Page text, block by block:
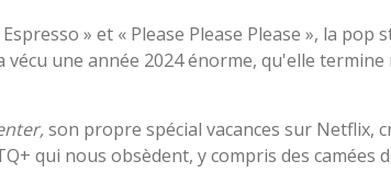
» et « Please Please Please », la pop
vécu une année 2024 énorme, qu'elle
son propre spécial vacances sur Netflix,
qui nous obsèdent, y compris des camées